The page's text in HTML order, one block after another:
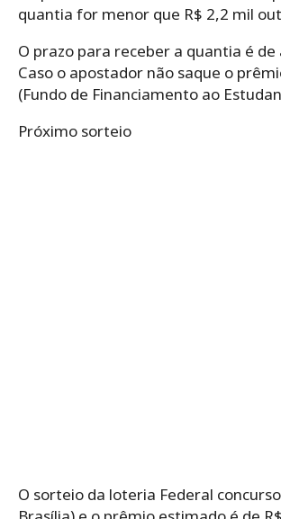
quantia for menor que R$ 2,2 mil
O prazo para receber a quantia é
Caso o apostador não saque o
(Fundo de Financiamento ao
Próximo sorteio
O sorteio da loteria Federal